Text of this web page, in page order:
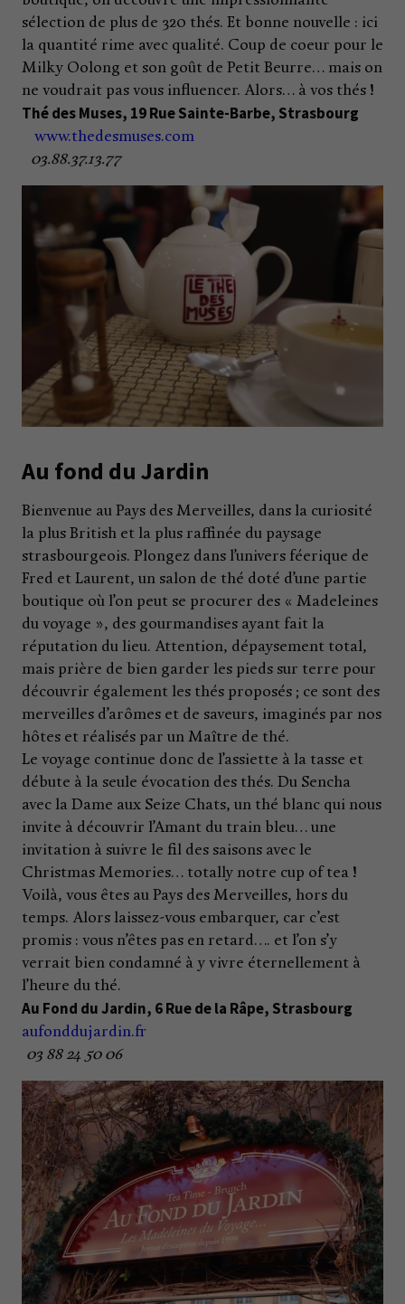
sélection de plus de 320 thés. Et bonne nouvelle : ici
la quantité rime avec qualité. Coup de coeur pour le
Milky Oolong et son goût de Petit Beurre… mais on
ne voudrait pas vous influencer. Alors… à vos thés !
Thé des Muses, 19 Rue Sainte-Barbe, Strasbourg
www.thedesmuses.com
03.88.37.13.77
Au fond du Jardin
Bienvenue au Pays des Merveilles, dans la curiosité
la plus British et la plus raffinée du paysage
strasbourgeois. Plongez dans l’univers féerique de
Fred et Laurent, un salon de thé doté d’une partie
boutique où l’on peut se procurer des « Madeleines
du voyage », des gourmandises ayant fait la
réputation du lieu. Attention, dépaysement total,
mais prière de bien garder les pieds sur terre pour
découvrir également les thés proposés ; ce sont des
merveilles d’arômes et de saveurs, imaginés par nos
hôtes et réalisés par un Maître de thé.
Le voyage continue donc de l’assiette à la tasse et
débute à la seule évocation des thés. Du Sencha
avec la Dame aux Seize Chats, un thé blanc qui nous
invite à découvrir l’Amant du train bleu… une
invitation à suivre le fil des saisons avec le
Christmas Memories… totally notre cup of tea !
Voilà, vous êtes au Pays des Merveilles, hors du
temps. Alors laissez-vous embarquer, car c’est
promis : vous n’êtes pas en retard…. et l’on s’y
verrait bien condamné à y vivre éternellement à
l’heure du thé.
Au Fond du Jardin, 6 Rue de la Râpe, Strasbourg
aufonddujardin.fr
03 88 24 50 06